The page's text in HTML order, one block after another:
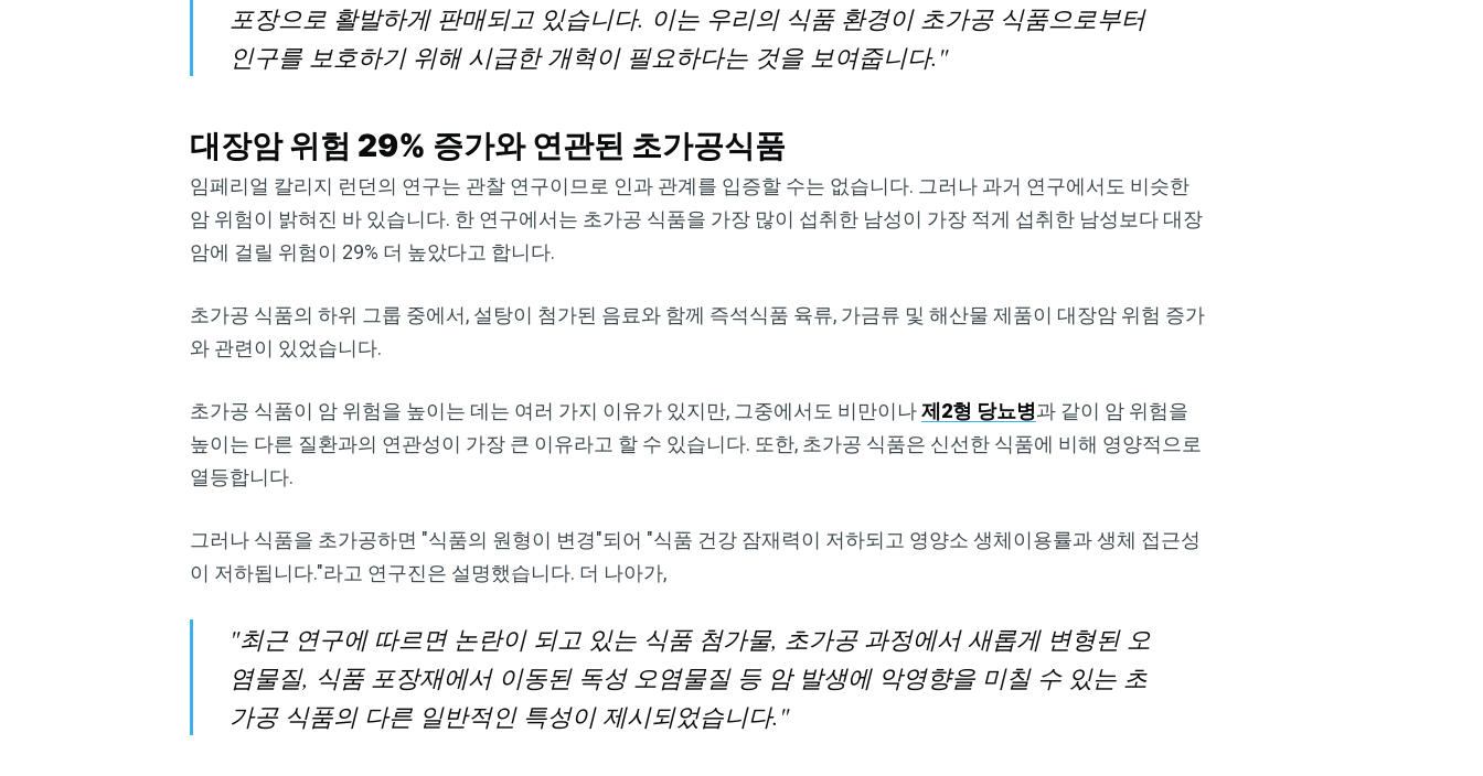
포장으로 활발하게 판매되고 있습니다. 이는 우리의 식품 환경이 초가공 식품으로부터
인구를 보호하기 위해 시급한 개혁이 필요하다는 것을 보여줍니다."
대장암 위험 29% 증가와 연관된 초가공식품
임페리얼 칼리지 런던의 연구는 관찰 연구이므로 인과 관계를 입증할 수는 없습니다. 그러나 과거 연구에서도 비슷한
암 위험이 밝혀진 바 있습니다. 한 연구에서는 초가공 식품을 가장 많이 섭취한 남성이 가장 적게 섭취한 남성보다 대장
암에 걸릴 위험이 29% 더 높았다고 합니다.
초가공 식품의 하위 그룹 중에서, 설탕이 첨가된 음료와 함께 즉석식품 육류, 가금류 및 해산물 제품이 대장암 위험 증가
와 관련이 있었습니다.
초가공 식품이 암 위험을 높이는 데는 여러 가지 이유가 있지만, 그중에서도 비만이나제2형 당뇨병과 같이 암 위험을
높이는 다른 질환과의 연관성이 가장 큰 이유라고 할 수 있습니다. 또한, 초가공 식품은 신선한 식품에 비해 영양적으로
열등합니다.
그러나 식품을 초가공하면 "식품의 원형이 변경"되어 "식품 건강 잠재력이 저하되고 영양소 생체이용률과 생체 접근성
이 저하됩니다."라고 연구진은 설명했습니다. 더 나아가,
"최근 연구에 따르면 논란이 되고 있는 식품 첨가물, 초가공 과정에서 새롭게 변형된 오
염물질, 식품 포장재에서 이동된 독성 오염물질 등 암 발생에 악영향을 미칠 수 있는 초
가공 식품의 다른 일반적인 특성이 제시되었습니다."